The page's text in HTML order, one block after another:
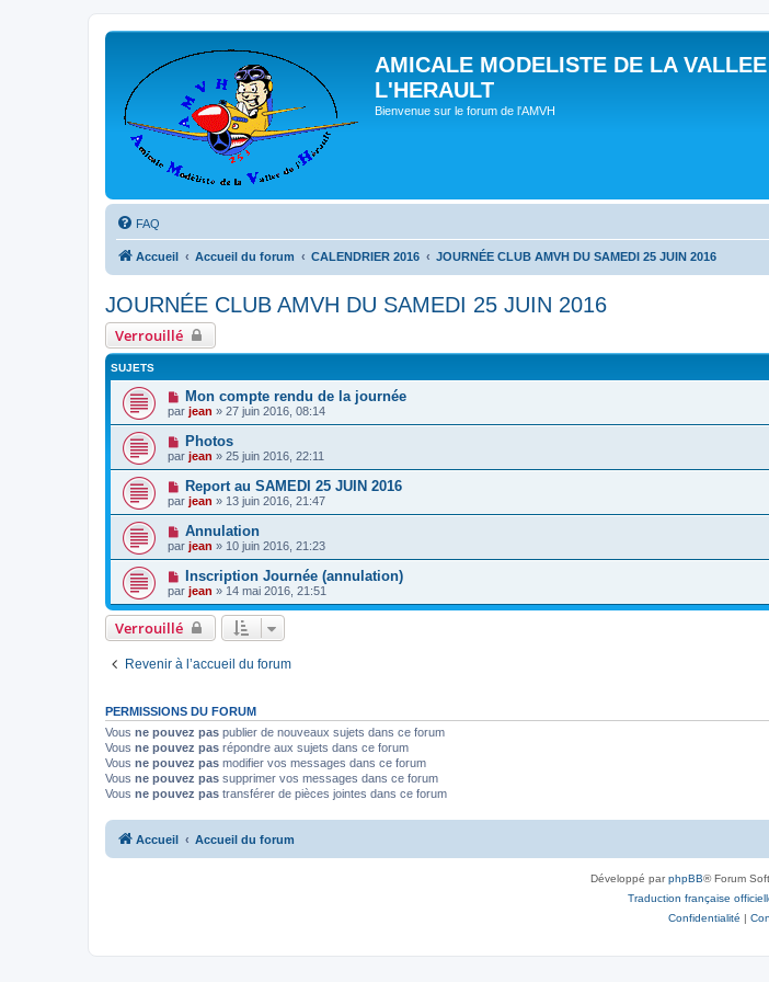
AMICALE MODELISTE DE LA
L'HERAULT
Bienvenue sur le forum de l'AMVH
FAQ
Accueil Accueil du forum CALENDRIER 2016 JOURNÉE CLUB AMVH DU SAMEDI 25 JUIN 2016
JOURNÉE CLUB AMVH DU SAMEDI 25 JUIN 2016
Verrouillé
SUJETS
Mon compte rendu de la journée
par jean » 27 juin 2016, 08:14
Photos
par jean » 25 juin 2016, 22:11
Report au SAMEDI 25 JUIN 2016
par jean » 13 juin 2016, 21:47
Annulation
par jean » 10 juin 2016, 21:23
Inscription Journée (annulation)
par jean » 14 mai 2016, 21:51
Verrouillé
Revenir à l’accueil du forum
PERMISSIONS DU FORUM
Vous ne pouvez pas publier de nouveaux sujets dans ce forum
Vous ne pouvez pas répondre aux sujets dans ce forum
Vous ne pouvez pas modifier vos messages dans ce forum
Vous ne pouvez pas supprimer vos messages dans ce forum
Vous ne pouvez pas transférer de pièces jointes dans ce forum
Accueil Accueil du forum
Développé parphpBB® Forum
Traduction française
Confidentialité |